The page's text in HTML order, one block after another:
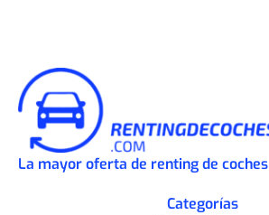
La mayor oferta de renting de coches
Categorías